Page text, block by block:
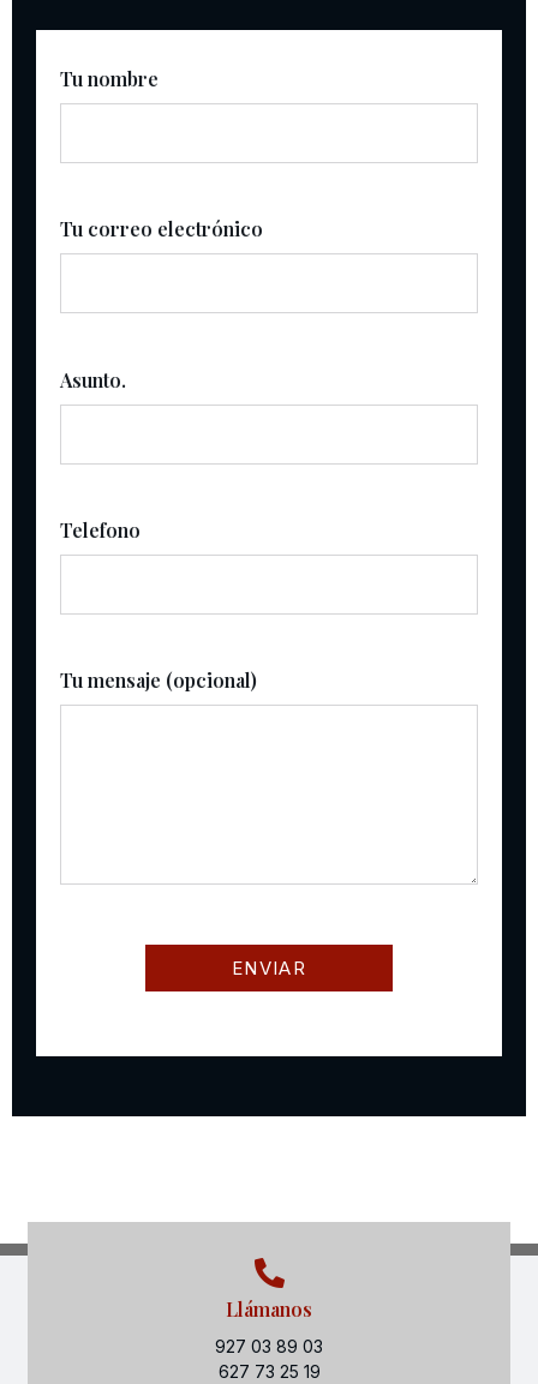
Tu nombre
Tu correo electrónico
Asunto.
Telefono
Tu mensaje (opcional)
Llámanos
927 03 89 03
627 73 25 19